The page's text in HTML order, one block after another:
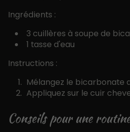
Ingrédients :
3 cuillères à soupe de
1 tasse d'eau
Instructions :
Mélangez le bicarbonate
Appliquez sur le cuir
Conseils pour une